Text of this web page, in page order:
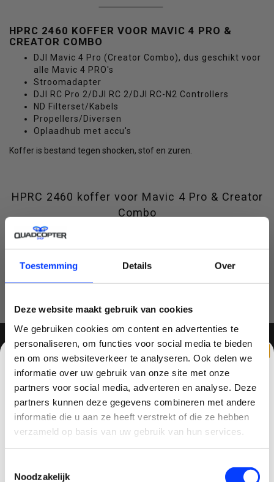
Toestemming Details Over
Deze website maakt gebruik van cookies
We gebruiken cookies om content en advertenties te
personaliseren, om functies voor social media te bieden
en om ons websiteverkeer te analyseren. Ook delen we
informatie over uw gebruik van onze site met onze
partners voor social media, adverteren en analyse. Deze
partners kunnen deze gegevens combineren met andere
informatie die u aan ze heeft verstrekt of die ze hebben
verzameld op basis van uw gebruik van hun services.
Noodzakelijk
HPRC 2460 KOFFER VOOR MAVIC 4 PRO &
CREATOR COMBO
DJI Mavic 4 Pro (Creator Combo), dus geschikt voor
alle Mavic 4 PRO's
Stroomadapter
DJI RC Pro 2/DJI RC 2/DJI RC-N2 Controllers
ND Filterset/Kabels
Propellers/Diversen
Oplaadhub met accu's
Koffer is bestand tegen shocken, stof en zuren.
HPRC 2460 koffer voor Mavic 4 Pro & Creator
Combo
JE BEOORDELING TOEVOEGEN
MELD JE AAN VOOR ONZE NIEUWSBRIEF
CLAIM KORTING OP JE EERSTE
BESTELLING!